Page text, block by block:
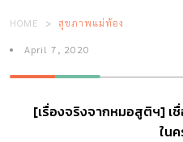
HOME สุขภาพแม่ท้อง
April 7, 2020
[เรื่องจริงจากหมอสูติฯ] เ
ใน